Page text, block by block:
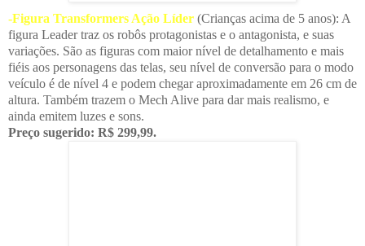
-Figura Transformers Ação Líder (Crianças acima de 5 anos): A
figura Leader traz os robôs protagonistas e o antagonista, e suas
variações. São as figuras com maior nível de detalhamento e mais
fiéis aos personagens das telas, seu nível de conversão para o modo
veículo é de nível 4 e podem chegar aproximadamente em 26 cm de
altura. Também trazem o Mech Alive para dar mais realismo, e
ainda emitem luzes e sons.
Preço sugerido: R$ 299,99.